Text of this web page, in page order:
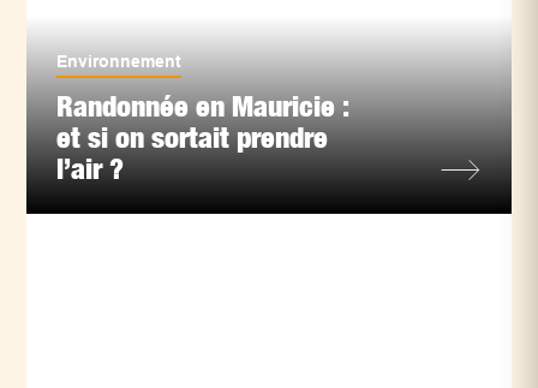
Environnement
Randonnée en Mauricie :
et si on sortait prendre
l’air ?